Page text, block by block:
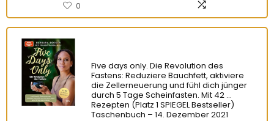
0
Five days only. Die Revolution des
Fastens: Reduziere Bauchfett, aktiviere
die Zellerneuerung und fühl dich jünger
durch 5 Tage Scheinfasten. Mit 42 …
Rezepten (Platz 1 SPIEGEL Bestseller)
Taschenbuch – 14. Dezember 2021